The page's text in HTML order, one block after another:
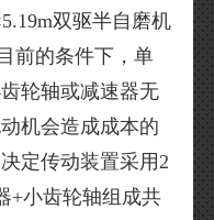
双驱半自磨机
前的条件下，单
轮轴或减速器无
机会造成成本的
定传动装置采用2
+小齿轮轴组成共